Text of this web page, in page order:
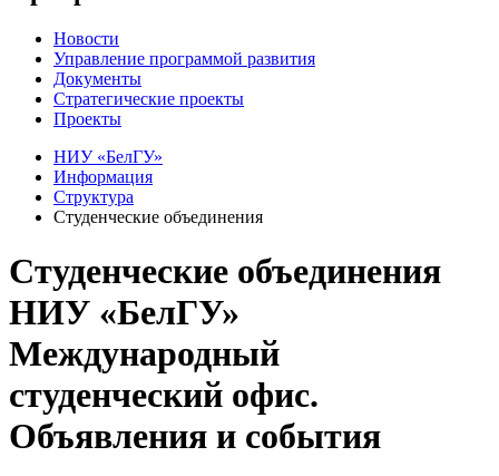
Новости
Управление программой развития
Документы
Стратегические проекты
Проекты
НИУ «БелГУ»
Информация
Структура
Студенческие объединения
Студенческие объединения
НИУ «БелГУ»
Международный
студенческий офис.
Объявления и события